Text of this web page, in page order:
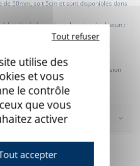
de 50mm, soit 5cm et sont disponibles dans
ils s'adaptent aux besoins de chacun :
également en taille 30mm, et en version
fois activés.
utilise des
et vous
le contrôle
que vous
activer
accepter
Tout refuser